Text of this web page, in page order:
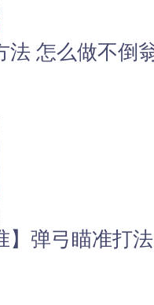
法 怎么做不倒